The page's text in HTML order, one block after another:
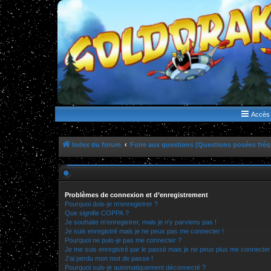
WWW.GOLDORAKGO.COM
le site de la Lune Rouge
Accès
Index du forum Foire aux questions (Questions posées
Problèmes de connexion et d’enregistrement
Pourquoi dois-je m’enregistrer ?
Que signifie COPPA ?
Je souhaite m’enregistrer, mais je n’y parviens pas !
Je suis enregistré mais je ne peux pas me connecter !
Pourquoi ne puis-je pas me connecter ?
Je me suis enregistré par le passé mais je ne peux plus me connecter
J’ai perdu mon mot de passe !
Pourquoi suis-je automatiquement déconnecté ?